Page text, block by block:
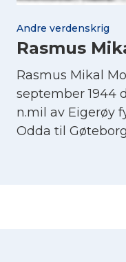
Andre verdenskrig
Rasmus
Rasmus Mikal
september 1944
n.mil av Eigerøy
Odda til Gøteborg